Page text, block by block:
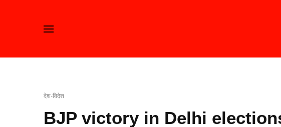
देश-विदेश
BJP victory in Delhi